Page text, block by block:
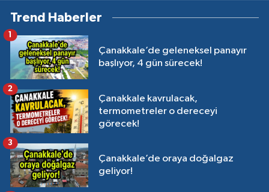
Trend Haberler
Çanakkale’de geleneksel panayır
başlıyor, 4 gün sürecek!
1
Çanakkale kavrulacak,
termometreler o dereceyi
görecek!
2
Çanakkale’de oraya doğalgaz
geliyor!
3